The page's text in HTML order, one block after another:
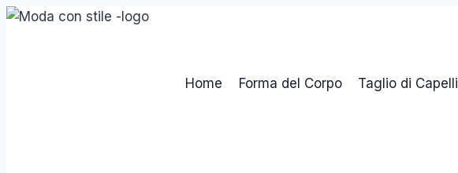
Salta
Home
Forma del Corpo Taglio di Capelli